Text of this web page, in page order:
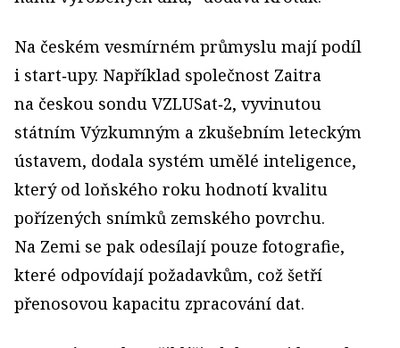
Na českém vesmírném průmyslu mají podíl
i start‑upy. Například společnost Zaitra
na českou sondu VZLUSat‑2, vyvinutou
státním Výzkumným a zkušebním leteckým
ústavem, dodala systém umělé inteligence,
který od loňského roku hodnotí kvalitu
pořízených snímků zemského povrchu.
Na Zemi se pak odesílají pouze fotografie,
které odpovídají požadavkům, což šetří
přenosovou kapacitu zpracování dat.